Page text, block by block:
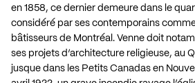
en 1858, ce dernier demeure dans le
considéré par ses contemporains
bâtisseurs de Montréal. Venne doit
ses projets d’architecture religieuse, au
jusque dans les Petits Canadas en